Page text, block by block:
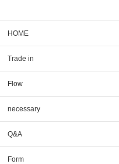
HOME
Trade in
Flow
necessary
Q&A
Form